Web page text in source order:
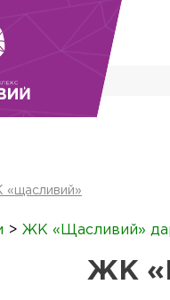
«щасливий»
> ЖК «Щасливий»
ЖК